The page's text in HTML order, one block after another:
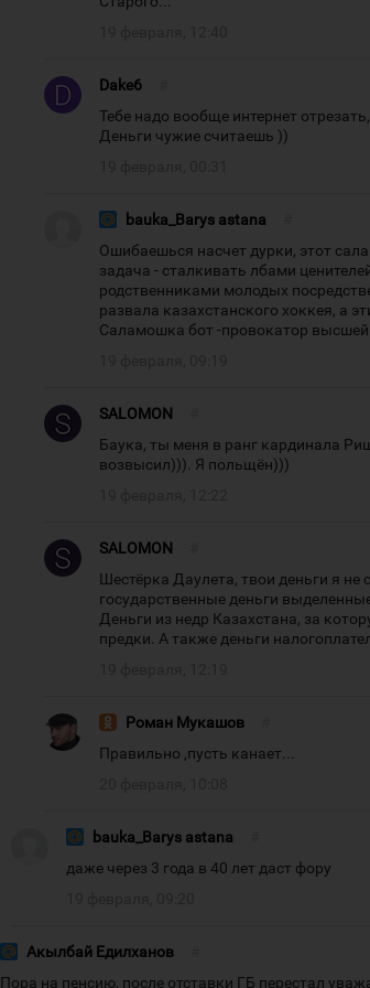
Dake6
Тебе надо вообще интернет
Деньги чужие считаешь ))
bauka_Barys astana
Ошибаешься насчет дурки, этот
задача - сталкивать лбами
родственниками молодых
развала казахстанского хоккея, а
Саламошка бот -провокатор высшей
SALOMON
Баука, ты меня в ранг кардинала
возвысил))). Я польщён)))
SALOMON
Шестёрка Даулета, твои деньги я
государственные деньги
Деньги из недр Казахстана, за
предки. А также деньги
Роман Мукашов
Правильно ,пусть канает...
bauka_Barys astana
даже через 3 года в 40 лет даст фору
Акылбай Едилханов
Пора на пенсию, после отставки ГБ перестал